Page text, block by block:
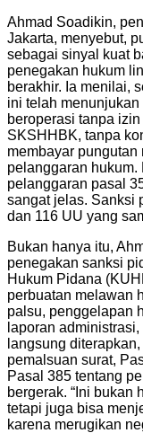
Ahmad Soadikin,
Jakarta, menyebut,
sebagai sinyal kuat
penegakan hukum
berakhir. Ia menilai,
ini telah
beroperasi tanpa
SKSHHBK, tanpa
membayar pungutan
pelanggaran
pelanggaran pasal
sangat jelas. Sanksi
dan 116 UU yang
Bukan hanya itu,
penegakan sanksi
Hukum Pidana
perbuatan melawan
palsu, penggelapan
laporan
langsung
pemalsuan surat,
Pasal 385 tentang
bergerak. “Ini bukan
tetapi juga bisa
karena merugikan